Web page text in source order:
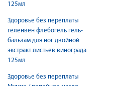
125мл
Здоровье без переплаты
геленвен флебогель гель-
бальзам для ног двойной
экстракт листьев винограда
125мл
Здоровье без переплаты